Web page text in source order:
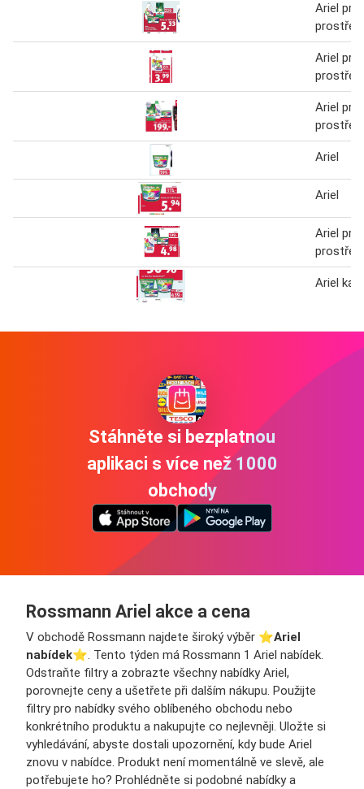
Ariel
Ariel
Ariel
Ariel
Ariel
Ariel
Ariel
Stáhněte si bezplatnou
aplikaci s více než 1000
obchody
Rossmann Ariel akce a cena
V obchodě Rossmann najdete široký výběr ⭐️Ariel
nabídek⭐️. Tento týden má Rossmann 1 Ariel nabídek.
Odstraňte filtry a zobrazte všechny nabídky Ariel,
porovnejte ceny a ušetřete při dalším nákupu. Použijte
filtry pro nabídky svého oblíbeného obchodu nebo
konkrétního produktu a nakupujte co nejlevněji. Uložte si
vyhledávání, abyste dostali upozornění, kdy bude Ariel
znovu v nabídce. Produkt není momentálně ve slevě, ale
potřebujete ho? Prohlédněte si podobné nabídky a